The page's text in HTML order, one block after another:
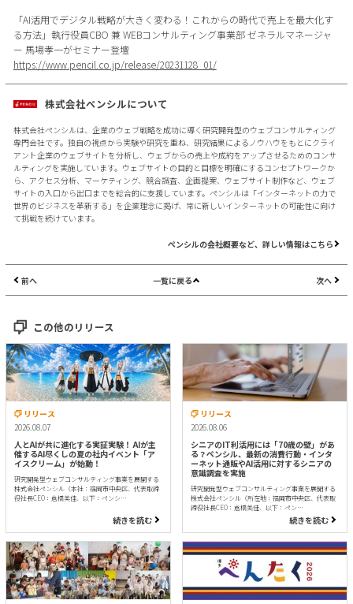
「AI活用でデジタル戦略が大きく変わる！これからの時代で売上を最大化す
る方法」執行役員CBO 兼 WEBコンサルティング事業部 ゼネラルマネージャ
ー 馬場孝一がセミナー登壇
https://www.pencil.co.jp/release/20231128_01/
株式会社ペンシルについて
株式会社ペンシルは、企業のウェブ戦略を成功に導く研究開発型のウェブコンサルティング
専門会社です。独自の視点から実験や研究を重ね、研究結果によるノウハウをもとにクライ
アント企業のウェブサイトを分析し、ウェブからの売上や成約をアップさせるためのコンサ
ルティングを実施しています。ウェブサイトの目的と目標を明確にするコンセプトワークか
ら、アクセス分析、マーケティング、競合調査、企画提案、ウェブサイト制作など、ウェブ
サイトの入口から出口までを総合的に支援しています。ペンシルは「インターネットの力で
世界のビジネスを革新する」を企業理念に掲げ、常に新しいインターネットの可能性に向け
て挑戦を続けています。
ペンシルの会社概要など、詳しい情報はこちら
前へ 一覧に戻る 次へ
この他のリリース
リリース
2026.08.07
人とAIが共に進化する実証実験！ AIが主
催するAI尽くしの夏の社内イベント「ア
イスクリーム」が始動！
研究開発型ウェブコンサルティング事業を展開する
株式会社ペンシル（本社：福岡市中央区、代表取締
役社長CEO：倉橋美佳、以下：ペンシ…
続きを読む
リリース
2026.08.06
シニアのIT利活用には「70歳の壁」があ
る？ペンシル、最新の消費行動・インタ
ーネット通販やAI活用に対するシニアの
意識調査を実施
研究開発型ウェブコンサルティング事業を展開する
株式会社ペンシル（所在地：福岡市中央区、代表取
締役社長CEO：倉橋美佳、以下：ペン…
続きを読む